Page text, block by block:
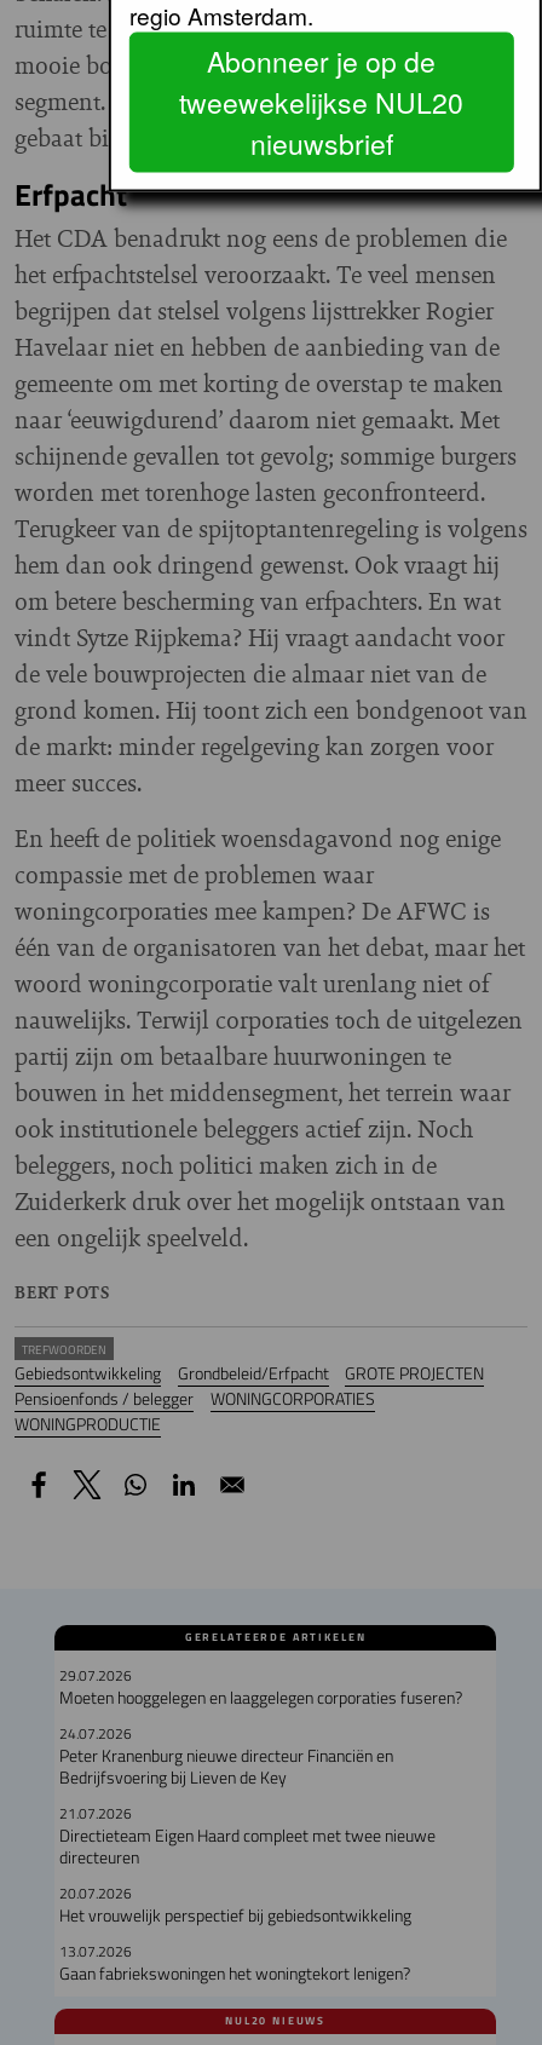
ruimte te geven aan ondernemerschap en een
mooie bouwproductie. Niet zo zeer in het sociale
segment. De stad is volgens de VVD vooral
gebaat bij meer dure woningen.
Erfpacht
Het CDA benadrukt nog eens de problemen die
het erfpachtstelsel veroorzaakt. Te veel mensen
begrijpen dat stelsel volgens lijsttrekker Rogier
Havelaar niet en hebben de aanbieding van de
gemeente om met korting de overstap te maken
naar ‘eeuwigdurend’ daarom niet gemaakt. Met
schijnende gevallen tot gevolg; sommige burgers
worden met torenhoge lasten geconfronteerd.
Terugkeer van de spijtoptantenregeling is volgens
hem dan ook dringend gewenst. Ook vraagt hij
om betere bescherming van erfpachters. En wat
vindt Sytze Rijpkema? Hij vraagt aandacht voor
de vele bouwprojecten die almaar niet van de
grond komen. Hij toont zich een bondgenoot van
de markt: minder regelgeving kan zorgen voor
meer succes.
En heeft de politiek woensdagavond nog enige
compassie met de problemen waar
woningcorporaties mee kampen? De AFWC is
één van de organisatoren van het debat, maar het
woord woningcorporatie valt urenlang niet of
nauwelijks. Terwijl corporaties toch de uitgelezen
partij zijn om betaalbare huurwoningen te
bouwen in het middensegment, het terrein waar
ook institutionele beleggers actief zijn. Noch
beleggers, noch politici maken zich in de
Zuiderkerk druk over het mogelijk ontstaan van
een ongelijk speelveld.
BERT POTS
TREFWOORDEN
Gebiedsontwikkeling Grondbeleid/Erfpacht
GROTE PROJECTEN
Pensioenfonds / belegger
WONINGCORPORATIES
WONINGPRODUCTIE
GERELATEERDE ARTIKELEN
29.07.2026
Moeten hooggelegen en laaggelegen corporaties fuseren?
24.07.2026
Peter Kranenburg nieuwe directeur Financiën en
Bedrijfsvoering bij Lieven de Key
21.07.2026
Directieteam Eigen Haard compleet met twee nieuwe
directeuren
20.07.2026
Het vrouwelijk perspectief bij gebiedsontwikkeling
13.07.2026
Gaan fabriekswoningen het woningtekort lenigen?
NUL20 NIEUWS
regio Amsterdam.
Abonneer je op de
tweewekelijkse NUL20
nieuwsbrief